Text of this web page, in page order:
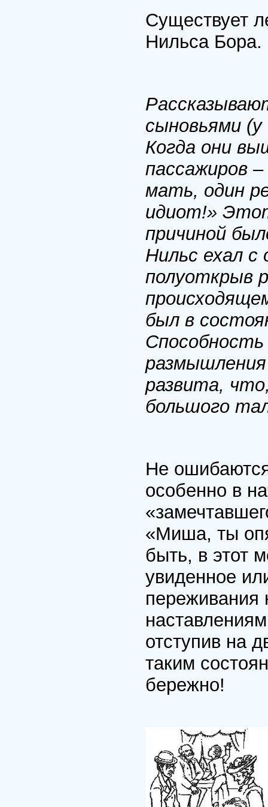
Существует
Нильса Бора.
сыновьями
Когда они
пассажиров
мать, один
идиот!»
причиной
Нильс ехал с
полуоткрыв
был в
Способность
развита,
большого
Не
особенно в
«Миша, ты
быть, в этот
увиденное
переживания
отступив на
таким
бережно!